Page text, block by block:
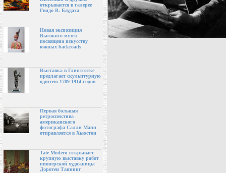
открывается в галерее
Гвидо В. Баудаха
Новая экспозиция
Высокого музея
посвящена искусству
южных backroads
Выставка в Глиптотеке
предлагает скульптурную
одиссею 1789-1914 годов
Первая большая
ретроспектива
американского
фотографа Салли Манн
отправляется в Хьюстон
Tate Modern открывает
крупную выставку работ
пионерской художницы
Доротеи Таннинг